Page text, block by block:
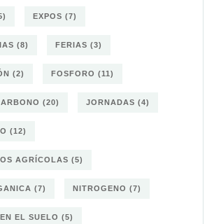
EXPOS (7)
(8) FERIAS (3)
(2) FOSFORO (11)
(20) JORNADAS (4)
(12)
AGRÍCOLAS (5)
(7) NITROGENO (7)
EL SUELO (5)